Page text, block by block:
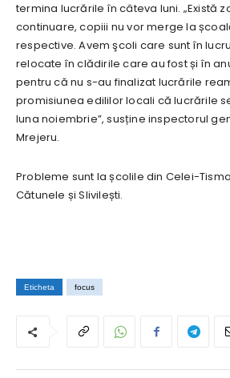
termina lucrările în câteva luni. „Există
continuare, copiii nu vor merge la
respective. Avem şcoli care sunt în
relocate în clădirile care au fost și în
pentru că nu s-au finalizat lucrările
promisiunea edililor locali că lucrările
luna noiembrie”, susține inspectorul
Mrejeru.
Probleme sunt la școlile din Celei-
Cătunele și Slivilești.
Eticheta focus